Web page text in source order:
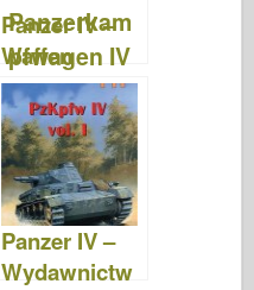
Panzer IV –
Waffen
Arsenaal
Special 33
Panzer IV –
Wydawnictw